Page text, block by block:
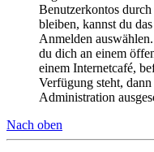
Benutzerkontos
bleiben, kannst du
Anmelden
du dich an einem
einem Internetcafé,
Verfügung steht,
Administration
Nach oben